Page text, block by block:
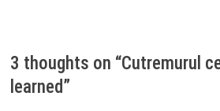
3 thoughts on “Cutremurul
learned”